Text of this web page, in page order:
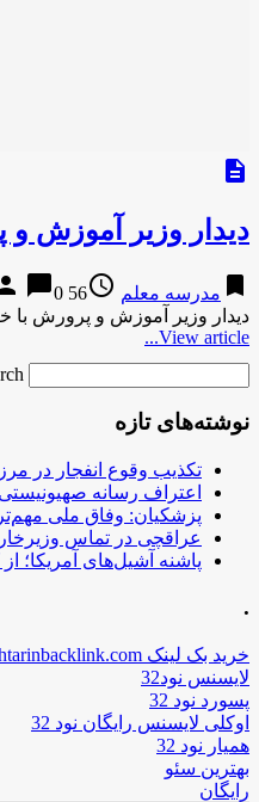
description
دیدار وزیر آموزش و
bookmark مدرسه معلم access_time
56 years ago
chat_bubble0
دیدار وزیر آموزش و پرورش با خانواده معلم فداکار
View article...
…
نوشته‌های تازه
تکذیب وقوع انفجار در
اعتراف رسانه صهیونیستی
پزشکیان: وفاق ملی
عراقچی در تماس
پاشنه آشیل‌های آمریکا؛
.
خرید بک لینک behtarinbacklink.com
لایسنس نود32
پسورد نود 32
اوکلی لایسنس رایگان نود 32
همیار نود 32
بهترین سئو
رایگان